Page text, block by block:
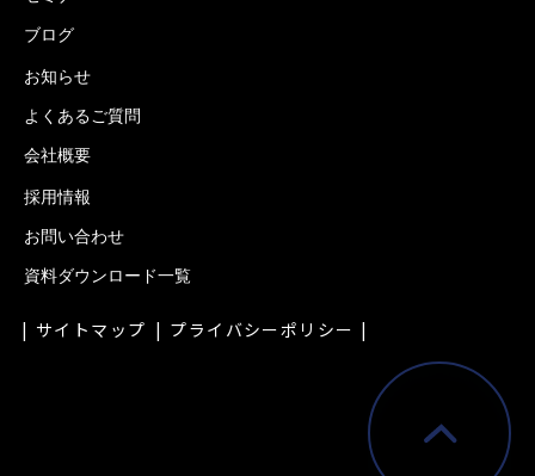
ブログ
お知らせ
よくあるご質問
会社概要
採用情報
お問い合わせ
資料ダウンロード一覧
サイトマップ プライバシーポリシー